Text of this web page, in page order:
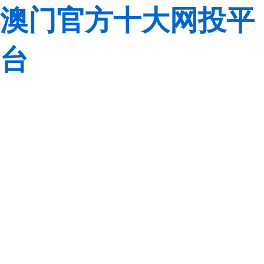
澳门官方十大网投平
台